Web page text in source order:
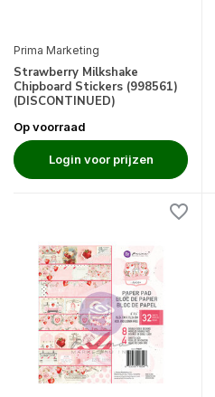
Prima Marketing
Strawberry Milkshake
Chipboard Stickers (998561)
(DISCONTINUED)
Op voorraad
Login voor prijzen